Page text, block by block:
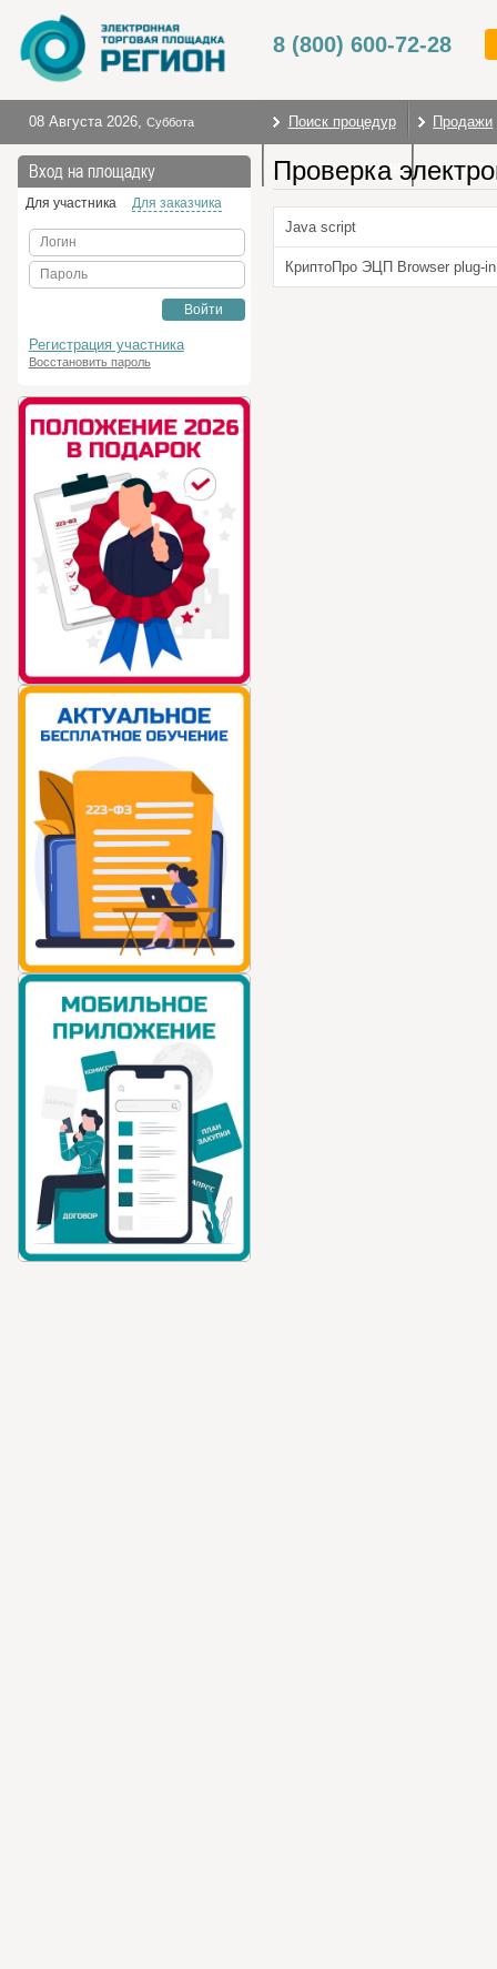
8 (800) 600-72-28
08 Августа 2026, Суббота Поиск процедур Продажи
Торговые секции На
Вход на площадку
Для участника Для заказчика
Логин
Пароль
Войти
Регистрация участника
Восстановить пароль
Проверка
Java script
КриптоПро ЭЦП Browser plug-in